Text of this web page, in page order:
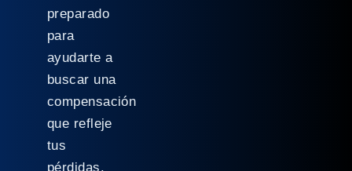
preparado
para
ayudarte a
buscar una
compensación
que refleje
tus
pérdidas.